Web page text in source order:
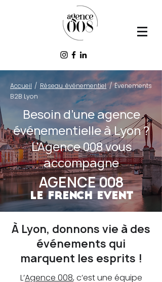
Accueil / Réseau événementiel/ Évenements
B2B Lyon
Besoin d’une agence
événementielle à Lyon ?
L'Agence 008 vous
accompagne
AGENCE 008
LE FRENCH EVENT
À Lyon, donnons vie à des
événements qui
marquent les esprits !
L’Agence 008, c’est une équipe